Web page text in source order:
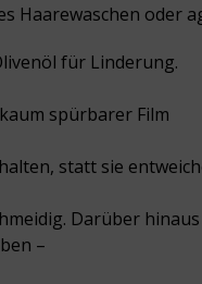
Haarewaschen oder
für Linderung.
spürbarer Film
statt sie
Darüber
–